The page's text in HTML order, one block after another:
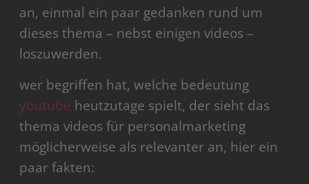
an, einmal ein paar gedanken rund um
dieses thema – nebst einigen videos –
loszuwerden.
wer begriffen hat, welche bedeutung
youtube heutzutage spielt, der sieht das
thema videos für personalmarketing
möglicherweise als relevanter an, hier ein
paar fakten: